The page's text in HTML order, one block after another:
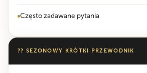
Często zadawane pytania
?? SEZONOWY KRÓTKI PRZEWODNIK